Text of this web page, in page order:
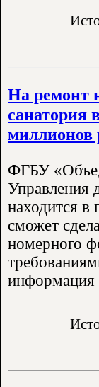
На ремонт
санатория
миллионов
ФГБУ
Управления
находится в
сможет
номерного
информация